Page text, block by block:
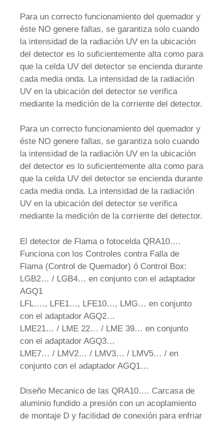
Para un correcto funcionamiento del quemador y
éste NO genere fallas, se garantiza solo cuando
la intensidad de la radiación UV en la ubicación
del detector es lo suficientemente alta como para
que la celda UV del detector se encienda durante
cada media onda. La intensidad de la radiación
UV en la ubicación del detector se verifica
mediante la medición de la corriente del detector.
Para un correcto funcionamiento del quemador y
éste NO genere fallas, se garantiza solo cuando
la intensidad de la radiación UV en la ubicación
del detector es lo suficientemente alta como para
que la celda UV del detector se encienda durante
cada media onda. La intensidad de la radiación
UV en la ubicación del detector se verifica
mediante la medición de la corriente del detector.
El detector de Flama o fotocelda QRA10….
Funciona con los Controles contra Falla de
Flama (Control de Quemador) ó Control Box:
LGB2… / LGB4… en conjunto con el adaptador
AGQ1
LFL…., LFE1…, LFE10…, LMG… en conjunto
con el adaptador AGQ2…
LME21… / LME 22… / LME 39… en conjunto
con el adaptador AGQ3…
LME7… / LMV2… / LMV3… / LMV5… / en
conjunto con el adaptador AGQ1…
Diseño Mecanico de las QRA10…. Carcasa de
aluminio fundido a presión con un acoplamiento
de montaje D y facilidad de conexión para enfriar